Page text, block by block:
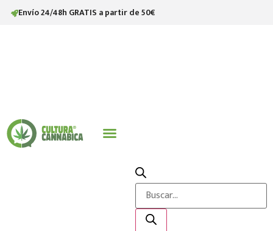
Envío 24/48h GRATIS a partir de 50€